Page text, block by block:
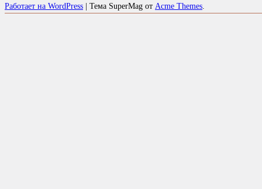
Работает на WordPress | Тема SuperMag от Acme Themes